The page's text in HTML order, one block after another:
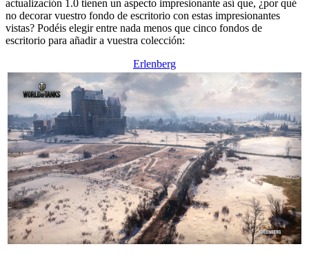
actualización 1.0 tienen un aspecto impresionante así que, ¿por qué
no decorar vuestro fondo de escritorio con estas impresionantes
vistas? Podéis elegir entre nada menos que cinco fondos de
escritorio para añadir a vuestra colección:
Erlenberg